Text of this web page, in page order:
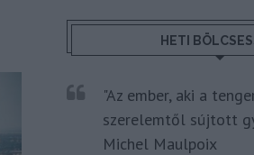
HETI
"Az ember, aki a
szerelemtől sújtott
Michel Maulpoix